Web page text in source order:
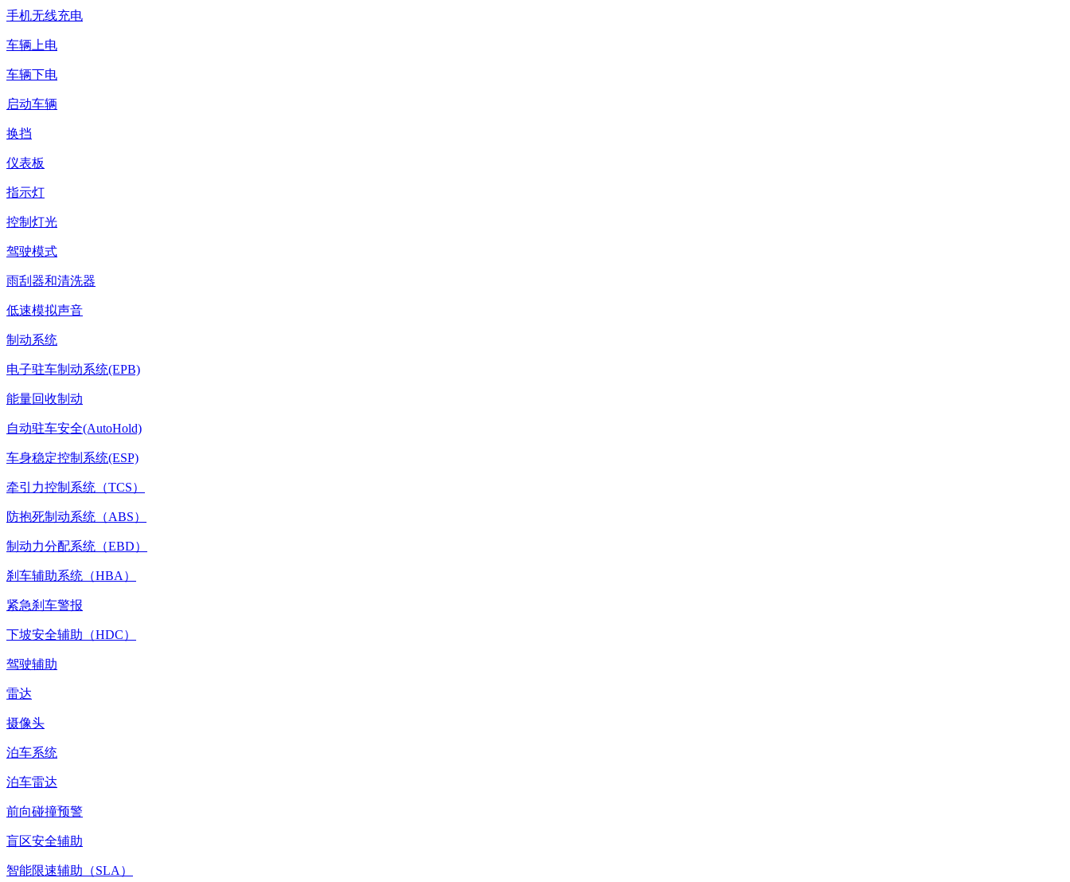
手机无线充电
车辆上电
车辆下电
启动车辆
换挡
仪表板
指示灯
控制灯光
驾驶模式
雨刮器和清洗器
低速模拟声音
制动系统
电子驻车制动系统(EPB)
能量回收制动
自动驻车安全(AutoHold)
车身稳定控制系统(ESP)
牵引力控制系统（TCS）
防抱死制动系统（ABS）
制动力分配系统（EBD）
刹车辅助系统（HBA）
紧急刹车警报
下坡安全辅助（HDC）
驾驶辅助
雷达
摄像头
泊车系统
泊车雷达
前向碰撞预警
盲区安全辅助
智能限速辅助（SLA）